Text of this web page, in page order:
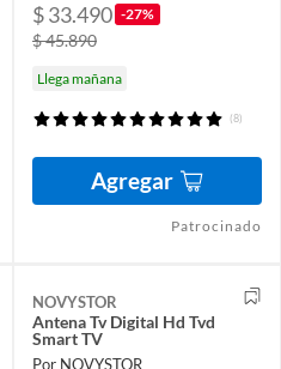
$ 33.490 -27%
$ 45.890
Llega mañana
(8)
Agregar
Patrocinado
NOVYSTOR
Antena Tv Digital Hd Tvd
Smart TV
Por NOVYSTOR